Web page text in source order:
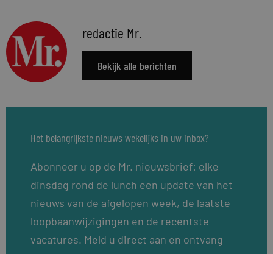
redactie Mr.
Bekijk alle berichten
Het belangrijkste nieuws wekelijks in uw inbox?
Abonneer u op de Mr. nieuwsbrief: elke
dinsdag rond de lunch een update van het
nieuws van de afgelopen week, de laatste
loopbaanwijzigingen en de recentste
vacatures. Meld u direct aan en ontvang